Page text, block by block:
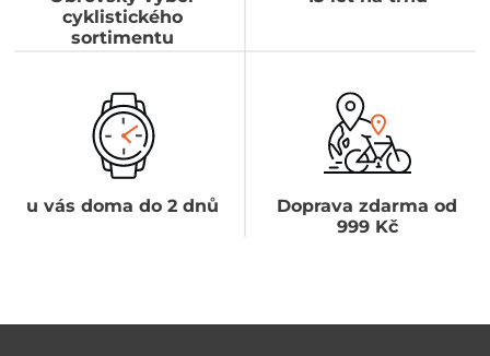
cyklistického
sortimentu
u vás doma do 2 dnů
Doprava zdarma od
999 Kč